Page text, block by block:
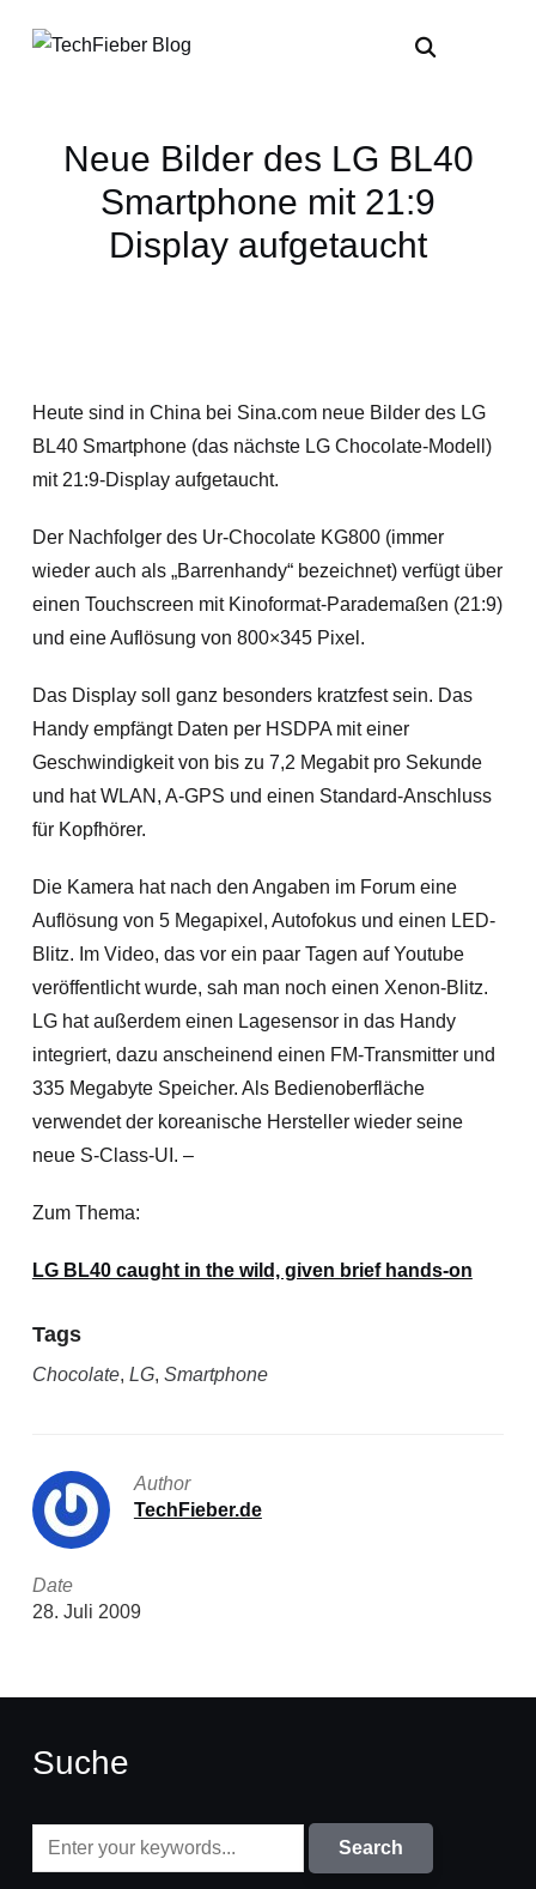
Neue Bilder des LG BL40
Smartphone mit 21:9
Display aufgetaucht
Heute sind in China bei Sina.com neue Bilder des LG
BL40 Smartphone (das nächste LG Chocolate-Modell)
mit 21:9-Display aufgetaucht.
Der Nachfolger des Ur-Chocolate KG800 (immer
wieder auch als „Barrenhandy“ bezeichnet) verfügt über
einen Touchscreen mit Kinoformat-Parademaßen (21:9)
und eine Auflösung von 800×345 Pixel.
Das Display soll ganz besonders kratzfest sein. Das
Handy empfängt Daten per HSDPA mit einer
Geschwindigkeit von bis zu 7,2 Megabit pro Sekunde
und hat WLAN, A-GPS und einen Standard-Anschluss
für Kopfhörer.
Die Kamera hat nach den Angaben im Forum eine
Auflösung von 5 Megapixel, Autofokus und einen LED-
Blitz. Im Video, das vor ein paar Tagen auf Youtube
veröffentlicht wurde, sah man noch einen Xenon-Blitz.
LG hat außerdem einen Lagesensor in das Handy
integriert, dazu anscheinend einen FM-Transmitter und
335 Megabyte Speicher. Als Bedienoberfläche
verwendet der koreanische Hersteller wieder seine
neue S-Class-UI. –
Zum Thema:
LG BL40 caught in the wild, given brief hands-on
Tags
Chocolate, LG, Smartphone
Author
TechFieber.de
Date
28. Juli 2009
Suche